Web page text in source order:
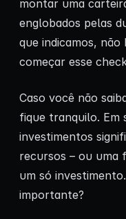
montar uma
englobados pelas
que indicamos,
começar esse
Caso você não
fique tranquilo. Em
investimentos
recursos – ou uma
um só
importante?